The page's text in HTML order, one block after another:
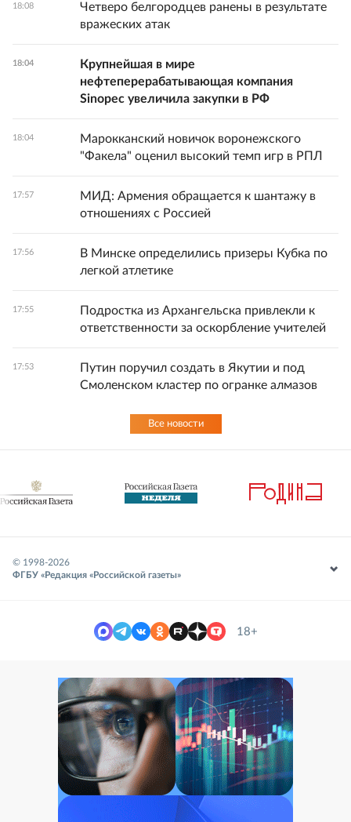
18:08
Четверо белгородцев ранены в результате
вражеских атак
18:04
Крупнейшая в мире
нефтеперерабатывающая компания
Sinopec увеличила закупки в РФ
18:04
Марокканский новичок воронежского
"Факела" оценил высокий темп игр в РПЛ
17:57
МИД: Армения обращается к шантажу в
отношениях с Россией
17:56
В Минске определились призеры Кубка по
легкой атлетике
17:55
Подростка из Архангельска привлекли к
ответственности за оскорбление учителей
17:53
Путин поручил создать в Якутии и под
Смоленском кластер по огранке алмазов
Все новости
© 1998-2026
ФГБУ «Редакция «Российской газеты»
18+